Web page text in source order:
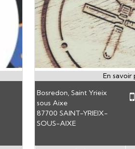
Bosredon, Saint Yrieix
sous Aixe
87700 SAINT-YRIEIX-
SOUS-AIXE